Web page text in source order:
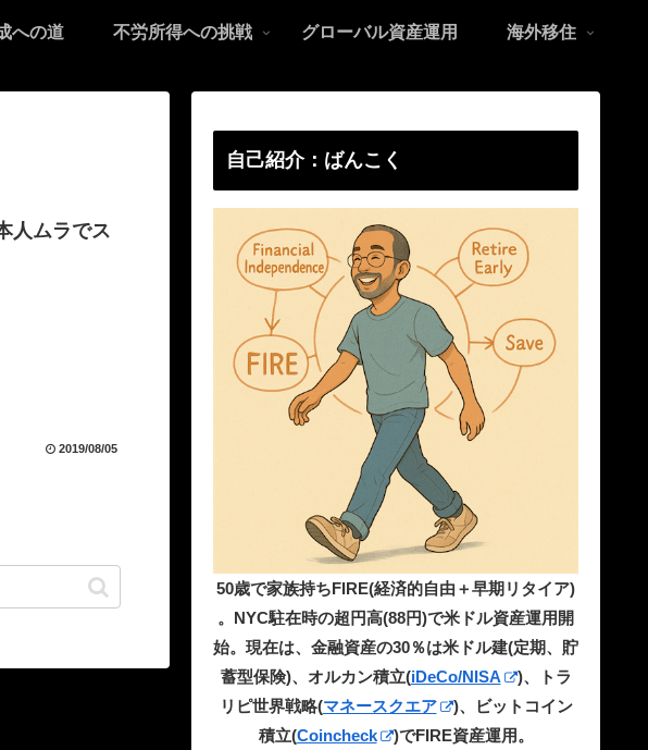
への道 不労所得への挑戦 グローバル資産運用 海外移住
人ムラでス
2019/08/05
自己紹介：ばんこく
50歳で家族持ちFIRE(経済的自由＋早期リタイア)
。NYC駐在時の超円高(88円)で米ドル資産運用開
始。現在は、金融資産の30％は米ドル建(定期、貯
蓄型保険)、オルカン積立(iDeCo/NISA
)、トラ
リピ世界戦略(マネースクエア
)、ビットコイン
積立(Coincheck
)でFIRE資産運用。